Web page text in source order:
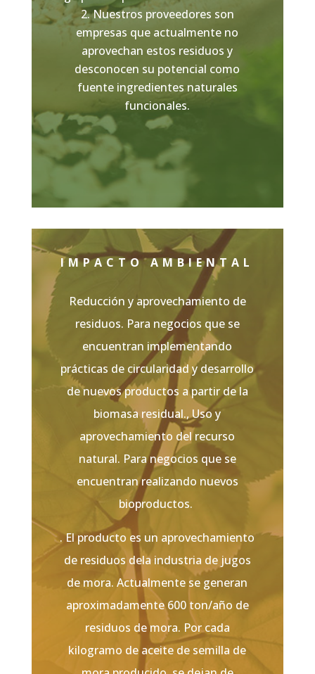
Nuestros proveedores son
empresas que actualmente no
aprovechan estos residuos y
desconocen su potencial como
fuente ingredientes naturales
funcionales.
IMPACTO AMBIENTAL
Reducción y aprovechamiento de
residuos. Para negocios que se
encuentran implementando
prácticas de circularidad y desarrollo
de nuevos productos a partir de la
biomasa residual., Uso y
aprovechamiento del recurso
natural. Para negocios que se
encuentran realizando nuevos
bioproductos.
. El producto es un aprovechamiento
de residuos dela industria de jugos
de mora. Actualmente se generan
aproximadamente 600 ton/año de
residuos de mora. Por cada
kilogramo de aceite de semilla de